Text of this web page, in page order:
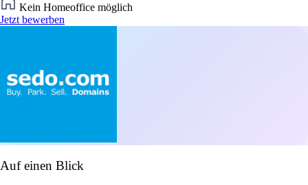
Kein Homeoffice möglich
Jetzt bewerben
Auf einen Blick